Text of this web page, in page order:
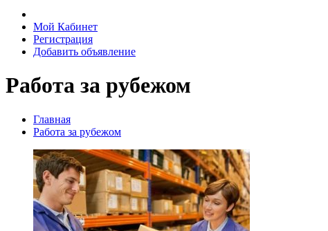
Мой Кабинет
Регистрация
Добавить объявление
Работа за рубежом
Главная
Работа за рубежом